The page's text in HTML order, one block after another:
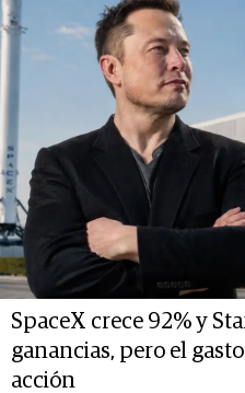
SpaceX crece 92% y
ganancias, pero el
acción